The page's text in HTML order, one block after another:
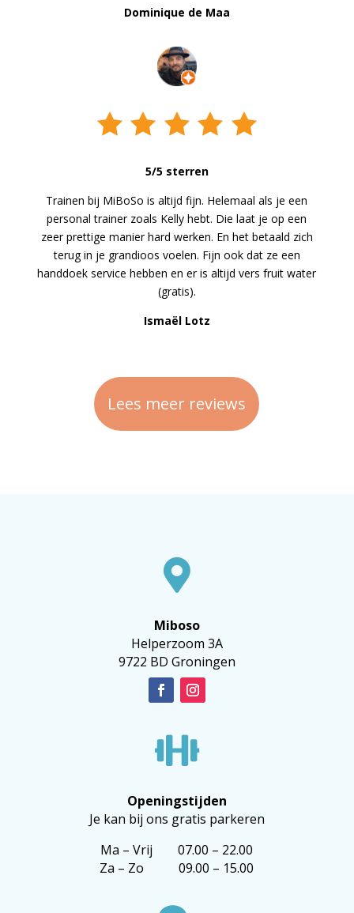
Dominique de Maa
5/5 sterren
Trainen bij MiBoSo is altijd fijn. Helemaal als je een
personal trainer zoals Kelly hebt. Die laat je op een
zeer prettige manier hard werken. En het betaald zich
terug in je grandioos voelen. Fijn ook dat ze een
handdoek service hebben en er is altijd vers fruit water
(gratis).
Ismaël Lotz
Lees meer reviews

Miboso
Helperzoom 3A
9722 BD Groningen

Openingstijden
Je kan bij ons gratis parkeren
Ma – Vrij 07.00 – 22.00
Za – Zo 09.00 – 15.00